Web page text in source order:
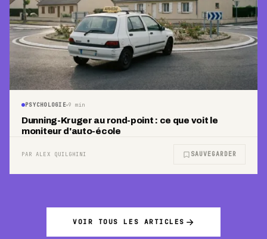
PSYCHOLOGIE 9 min
Dunning-Kruger au rond-point : ce que voit le
moniteur d'auto-école
PAR ALEX QUILGHINI SAUVEGARDER
VOIR TOUS LES ARTICLES